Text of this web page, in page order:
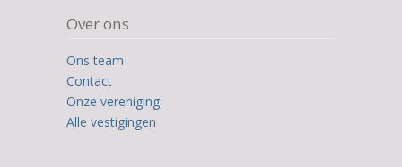
Over ons
Ons team
Contact
Onze vereniging
Alle vestigingen